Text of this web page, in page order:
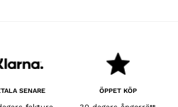
SENARE ÖPPET KÖP